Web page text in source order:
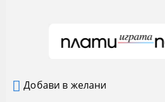
Добави в желани